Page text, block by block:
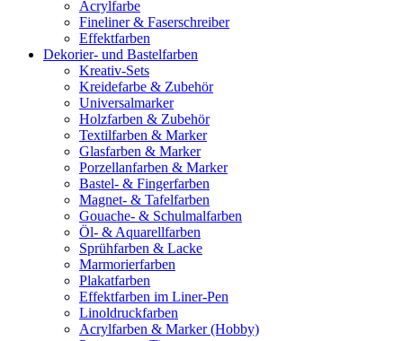
Acrylfarbe
Fineliner & Faserschreiber
Effektfarben
Dekorier- und Bastelfarben
Kreativ-Sets
Kreidefarbe & Zubehör
Universalmarker
Holzfarben & Zubehör
Textilfarben & Marker
Glasfarben & Marker
Porzellanfarben & Marker
Bastel- & Fingerfarben
Magnet- & Tafelfarben
Gouache- & Schulmalfarben
Öl- & Aquarellfarben
Sprühfarben & Lacke
Marmorierfarben
Plakatfarben
Effektfarben im Liner-Pen
Linoldruckfarben
Acrylfarben & Marker (Hobby)